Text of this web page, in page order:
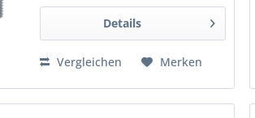
Details
Vergleichen Merken